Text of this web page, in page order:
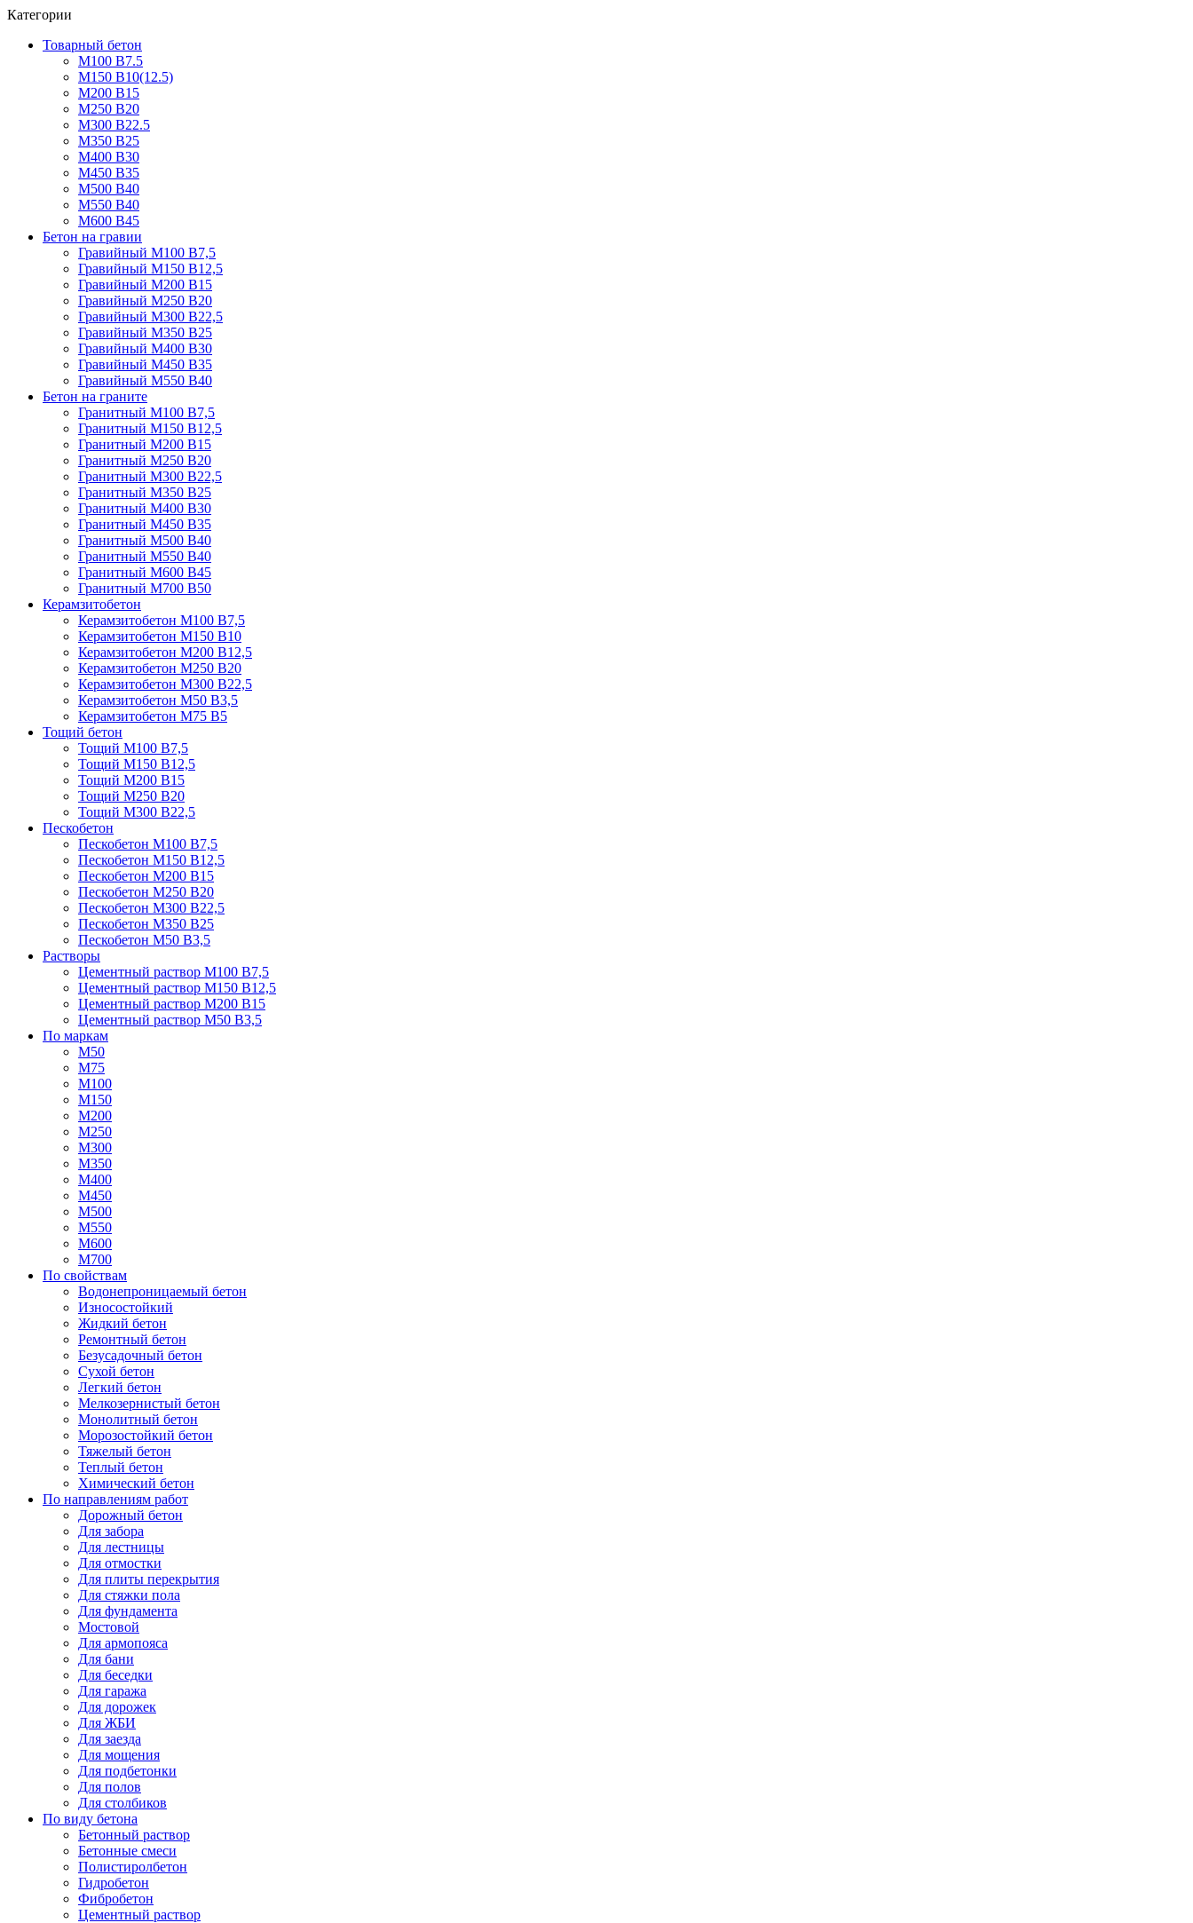
Категории
Товарный бетон
М100 В7.5
М150 В10(12.5)
М200 В15
М250 В20
М300 В22.5
М350 В25
М400 В30
М450 В35
М500 В40
М550 В40
М600 В45
Бетон на гравии
Гравийный М100 В7,5
Гравийный М150 В12,5
Гравийный М200 В15
Гравийный М250 В20
Гравийный М300 В22,5
Гравийный М350 В25
Гравийный М400 В30
Гравийный М450 В35
Гравийный М550 В40
Бетон на граните
Гранитный М100 В7,5
Гранитный М150 В12,5
Гранитный М200 В15
Гранитный М250 В20
Гранитный М300 В22,5
Гранитный М350 В25
Гранитный М400 В30
Гранитный М450 В35
Гранитный М500 В40
Гранитный М550 В40
Гранитный М600 В45
Гранитный М700 В50
Керамзитобетон
Керамзитобетон М100 В7,5
Керамзитобетон М150 В10
Керамзитобетон М200 В12,5
Керамзитобетон М250 В20
Керамзитобетон М300 В22,5
Керамзитобетон М50 В3,5
Керамзитобетон М75 В5
Тощий бетон
Тощий М100 В7,5
Тощий М150 В12,5
Тощий М200 В15
Тощий М250 В20
Тощий М300 В22,5
Пескобетон
Пескобетон М100 В7,5
Пескобетон М150 В12,5
Пескобетон М200 В15
Пескобетон М250 В20
Пескобетон М300 В22,5
Пескобетон М350 В25
Пескобетон М50 В3,5
Растворы
Цементный раствор М100 В7,5
Цементный раствор М150 В12,5
Цементный раствор М200 В15
Цементный раствор М50 В3,5
По маркам
М50
М75
М100
М150
М200
М250
М300
М350
М400
М450
М500
М550
М600
М700
По свойствам
Водонепроницаемый бетон
Износостойкий
Жидкий бетон
Ремонтный бетон
Безусадочный бетон
Сухой бетон
Легкий бетон
Мелкозернистый бетон
Монолитный бетон
Морозостойкий бетон
Тяжелый бетон
Теплый бетон
Химический бетон
По направлениям работ
Дорожный бетон
Для забора
Для лестницы
Для отмостки
Для плиты перекрытия
Для стяжки пола
Для фундамента
Мостовой
Для армопояса
Для бани
Для беседки
Для гаража
Для дорожек
Для ЖБИ
Для заезда
Для мощения
Для подбетонки
Для полов
Для столбиков
По виду бетона
Бетонный раствор
Бетонные смеси
Полистиролбетон
Гидробетон
Фибробетон
Цементный раствор